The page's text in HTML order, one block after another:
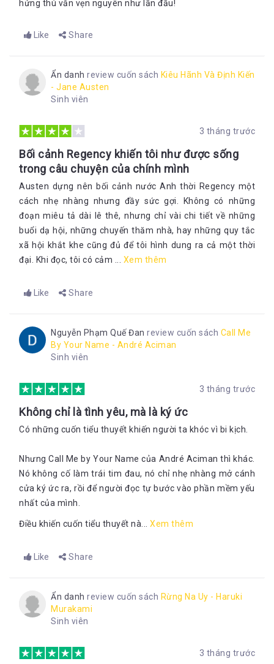
hứng thú vẫn vẹn nguyên như lần đầu!
Like Share
Ẩn danh review cuốn sách Kiêu Hãnh Và Định Kiến
- Jane Austen
Sinh viên
3 tháng trước
Bối cảnh Regency khiến tôi như được sống
trong câu chuyện của chính mình
Austen dựng nên bối cảnh nước Anh thời Regency một
cách nhẹ nhàng nhưng đầy sức gợi. Không có những
đoạn miêu tả dài lê thê, nhưng chỉ vài chi tiết về những
buổi dạ hội, những chuyến thăm nhà, hay những quy tắc
xã hội khắt khe cũng đủ để tôi hình dung ra cả một thời
đại. Khi đọc, tôi có cảm ...
Xem thêm
Like Share
Nguyễn Phạm Quế Đan review cuốn sách Call Me
By Your Name - André Aciman
Sinh viên
3 tháng trước
Không chỉ là tình yêu, mà là ký ức
Có những cuốn tiểu thuyết khiến người ta khóc vì bi kịch.
Nhưng Call Me by Your Name của André Aciman thì khác.
Nó không cố làm trái tim đau, nó chỉ nhẹ nhàng mở cánh
cửa ký ức ra, rồi để người đọc tự bước vào phần mềm yếu
nhất của mình.
Điều khiến cuốn tiểu thuyết nà... Xem thêm
Like Share
Ẩn danh review cuốn sách Rừng Na Uy - Haruki
Murakami
Sinh viên
3 tháng trước